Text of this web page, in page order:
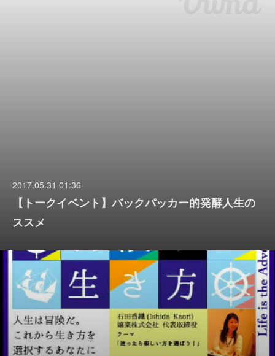
2017.05.31 01:36
【トークイベント】バックパッカー的発酵人生の
ススメ